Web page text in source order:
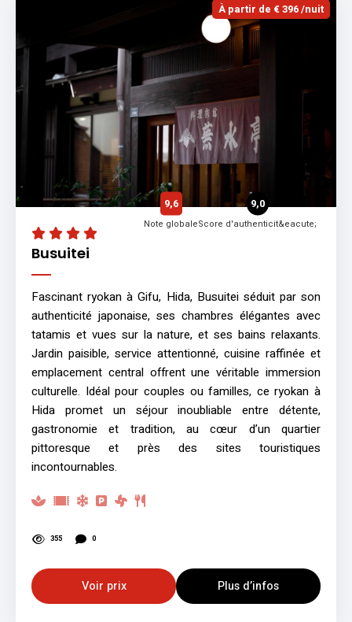
À partir de € 396 /nuit
Busuitei
9,6
Note globale
9,0
Score d'authenticit&eacute;
Fascinant ryokan à Gifu, Hida, Busuitei séduit par son
authenticité japonaise, ses chambres élégantes avec
tatamis et vues sur la nature, et ses bains relaxants.
Jardin paisible, service attentionné, cuisine raffinée et
emplacement central offrent une véritable immersion
culturelle. Idéal pour couples ou familles, ce ryokan à
Hida promet un séjour inoubliable entre détente,
gastronomie et tradition, au cœur d’un quartier
pittoresque et près des sites touristiques
incontournables.
355 0
Voir prix Plus d’infos